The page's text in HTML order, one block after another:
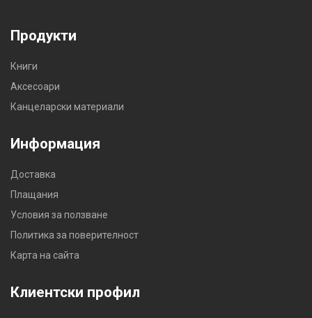
Продукти
Книги
Аксесоари
Канцеларски материали
Информация
Доставка
Плащания
Условия за ползване
Политика за поверителност
Карта на сайта
Клиентски профил